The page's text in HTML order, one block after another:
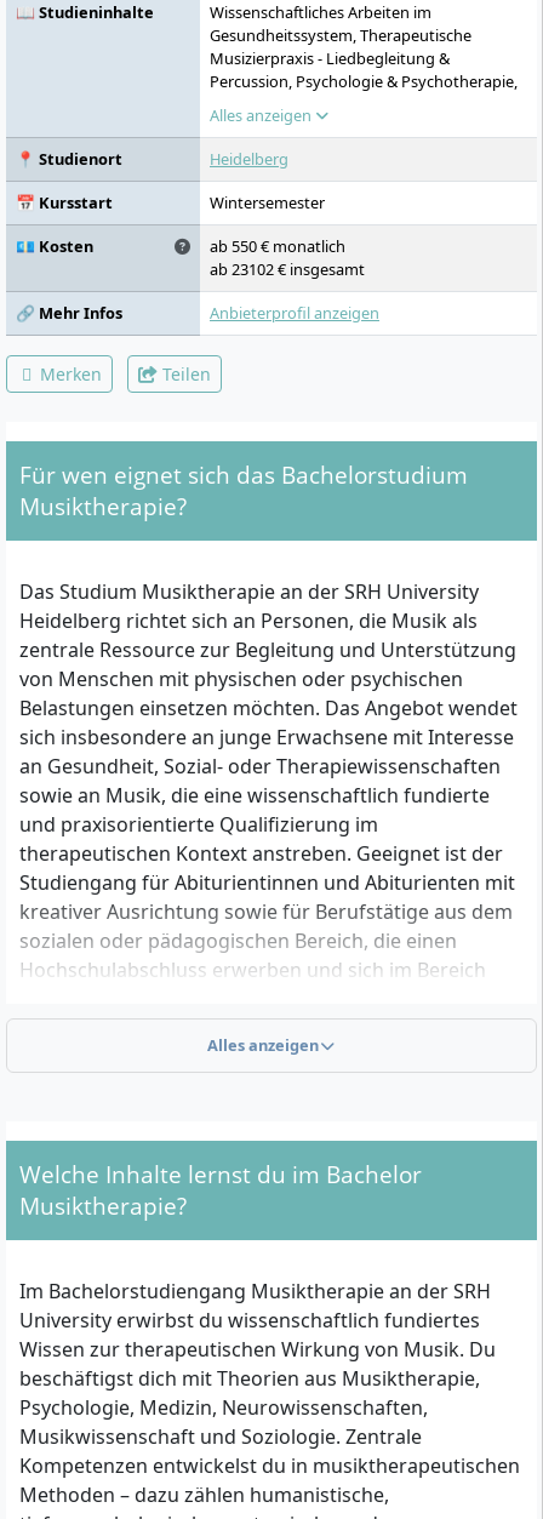
📖 Studieninhalte
Wissenschaftliches Arbeiten im
Gesundheitssystem, Therapeutische
Musizierpraxis - Liedbegleitung &
Percussion, Psychologie & Psychotherapie,
Musiktherapie im Einzelsetting,
Therapeutische Musizierpraxis - Melodie &
Gehör, Musiktherapie im Gruppensetting,
Klinische Projektphase, Therapeutische
Musizierpraxis - Improvisation,
Anwendungsfeld Neurologie,
Anwendungsfeld Psychatrie &
Psychosomatik, Therapeutische
Musizierpraxis - Ensemble, Musiktherapie in
der Geriatrie, Musiktherapie mit Kindern
und Jugendlichen, Musiktherapie mit
Menschen mit Behinderung,
Alles anzeigen
📍 Studienort
Heidelberg
📅 Kursstart
Wintersemester
💶 Kosten
ab 550 € monatlich
ab 23102 € insgesamt
🔗 Mehr Infos
Anbieterprofil anzeigen
Merken Teilen
Für wen eignet sich das Bachelorstudium
Musiktherapie?
Das Studium Musiktherapie an der SRH University
Heidelberg richtet sich an Personen, die Musik als
zentrale Ressource zur Begleitung und Unterstützung
von Menschen mit physischen oder psychischen
Belastungen einsetzen möchten. Das Angebot wendet
sich insbesondere an junge Erwachsene mit Interesse
an Gesundheit, Sozial- oder Therapiewissenschaften
sowie an Musik, die eine wissenschaftlich fundierte
und praxisorientierte Qualifizierung im
therapeutischen Kontext anstreben. Geeignet ist der
Studiengang für Abiturientinnen und Abiturienten mit
kreativer Ausrichtung sowie für Berufstätige aus dem
sozialen oder pädagogischen Bereich, die einen
Hochschulabschluss erwerben und sich im Bereich
Für die Bewerbung benötigst du einen der folgenden
Nachweise:
allgemeine Hochschulreife (Abitur),
Fachhochschulreife
alternativ: eine mindestens zweijährige
abgeschlossene Berufsausbildung sowie
mindestens drei Jahre Berufserfahrung und
Bestehen einer Eignungsprüfung
für internationale Bewerberinnen und Bewerber:
Nachweis einer anerkannten
Hochschulzugangsberechtigung und
Alles anzeigen
Welche Inhalte lernst du im Bachelor
Musiktherapie?
Im Bachelorstudiengang Musiktherapie an der SRH
University erwirbst du wissenschaftlich fundiertes
Wissen zur therapeutischen Wirkung von Musik. Du
beschäftigst dich mit Theorien aus Musiktherapie,
Psychologie, Medizin, Neurowissenschaften,
Musikwissenschaft und Soziologie. Zentrale
Kompetenzen entwickelst du in musiktherapeutischen
Methoden – dazu zählen humanistische,